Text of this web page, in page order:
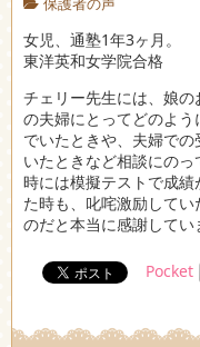
女児、通塾1年3ヶ月。
東洋英和女学院合格
チェリー先生には、娘
の夫婦にとってどのよ
でいたときや、夫婦で
いたときなど相談にのっ
時には模擬テストで成
た時も、叱咤激励して
のだと本当に感謝してい
Pocket